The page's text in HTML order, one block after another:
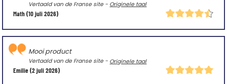
Math(10 juli 2026)
Vertaald van de Franse site - Originele taal
Emilie(2 juli 2026)
Mooi product
Vertaald van de Franse site - Originele taal